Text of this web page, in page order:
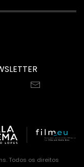
Todos os direitos